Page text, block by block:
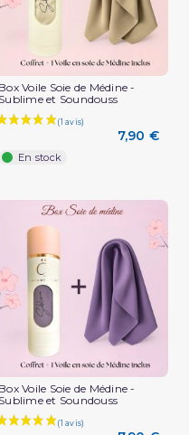
Box Voile Soie de Médine -
Sublime et Soundouss
7,90 €
En stock
Box Voile Soie de Médine -
Sublime et Soundouss